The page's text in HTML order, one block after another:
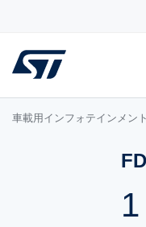
車載用インフォテインメン